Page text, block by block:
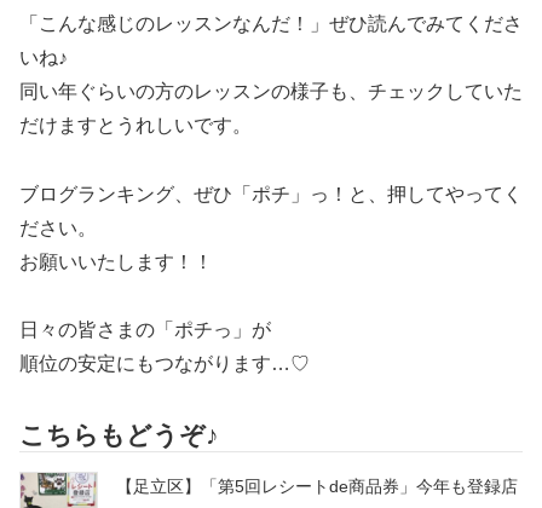
「こんな感じのレッスンなんだ！」ぜひ読んでみてくださ
いね♪
同い年ぐらいの方のレッスンの様子も、チェックしていた
だけますとうれしいです。
ブログランキング、ぜひ「ポチ」っ！と、押してやってく
ださい。
お願いいたします！！
日々の皆さまの「ポチっ」が
順位の安定にもつながります…♡
こちらもどうぞ♪
【足立区】「第5回レシートde商品券」今年も登録店